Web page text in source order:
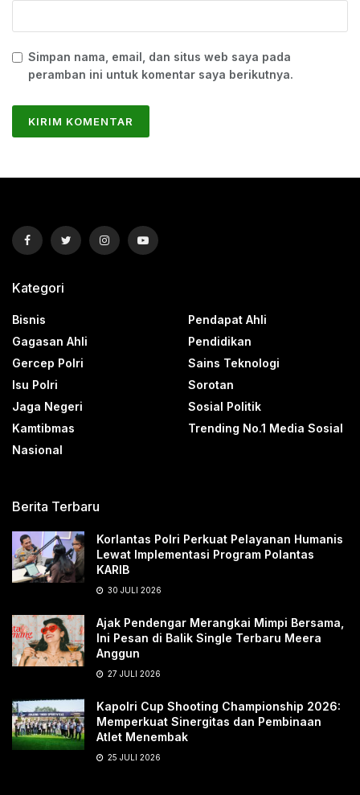
Simpan nama, email, dan situs web saya pada
peramban ini untuk komentar saya berikutnya.
Kategori
Bisnis
Gagasan Ahli
Gercep Polri
Isu Polri
Jaga Negeri
Kamtibmas
Nasional
Pendapat Ahli
Pendidikan
Sains Teknologi
Sorotan
Sosial Politik
Trending No.1 Media Sosial
Berita Terbaru
Korlantas Polri Perkuat Pelayanan Humanis
Lewat Implementasi Program Polantas
KARIB
30 JULI 2026
Ajak Pendengar Merangkai Mimpi Bersama,
Ini Pesan di Balik Single Terbaru Meera
Anggun
27 JULI 2026
Kapolri Cup Shooting Championship 2026:
Memperkuat Sinergitas dan Pembinaan
Atlet Menembak
25 JULI 2026